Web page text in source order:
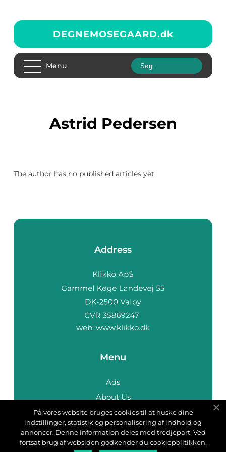
DEGNEMOSEGAARD.dk
Menu
Astrid Pedersen
The author has no published articles yet
Address
web: www.klikko.dk
Menu
Ads
About Us
Cookies
Contact
Sitemap
På vores website bruges cookies til at huske dine
indstillinger, statistik og personalisering af indhold og
annoncer. Denne information deles med tredjepart. Ved
fortsat brug af websiden godkender du cookiepolitikken.